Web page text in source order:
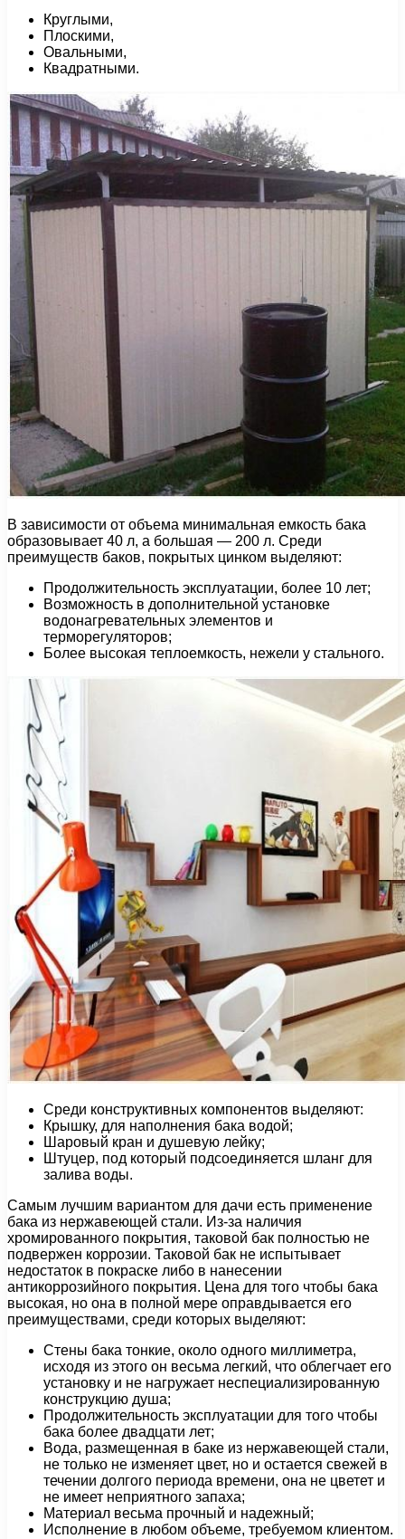
Круглыми,
Плоскими,
Овальными,
Квадратными.
В зависимости от объема минимальная емкость бака
образовывает 40 л, а большая — 200 л. Среди
преимуществ баков, покрытых цинком выделяют:
Продолжительность эксплуатации, более 10 лет;
Возможность в дополнительной установке
водонагревательных элементов и
терморегуляторов;
Более высокая теплоемкость, нежели у стального.
Среди конструктивных компонентов выделяют:
Крышку, для наполнения бака водой;
Шаровый кран и душевую лейку;
Штуцер, под который подсоединяется шланг для
залива воды.
Самым лучшим вариантом для дачи есть применение
бака из нержавеющей стали. Из-за наличия
хромированного покрытия, таковой бак полностью не
подвержен коррозии. Таковой бак не испытывает
недостаток в покраске либо в нанесении
антикоррозийного покрытия. Цена для того чтобы бака
высокая, но она в полной мере оправдывается его
преимуществами, среди которых выделяют:
Стены бака тонкие, около одного миллиметра,
исходя из этого он весьма легкий, что облегчает его
установку и не нагружает неспециализированную
конструкцию душа;
Продолжительность эксплуатации для того чтобы
бака более двадцати лет;
Вода, размещенная в баке из нержавеющей стали,
не только не изменяет цвет, но и остается свежей в
течении долгого периода времени, она не цветет и
не имеет неприятного запаха;
Материал весьма прочный и надежный;
Исполнение в любом объеме, требуемом клиентом.